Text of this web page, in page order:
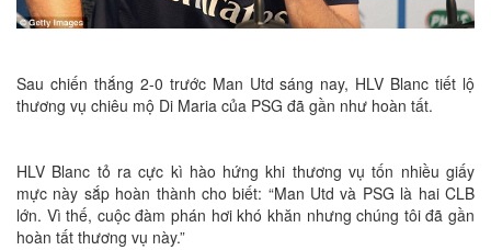
Sau chiến thắng 2-0 trước Man Utd sáng nay, HLV Blanc tiết lộ
thương vụ chiêu mộ Di Maria của PSG đã gần như hoàn tất.
HLV Blanc tỏ ra cực kì hào hứng khi thương vụ tốn nhiều giấy
mực này sắp hoàn thành cho biết: “Man Utd và PSG là hai CLB
lớn. Vì thế, cuộc đàm phán hơi khó khăn nhưng chúng tôi đã gần
hoàn tất thương vụ này.”